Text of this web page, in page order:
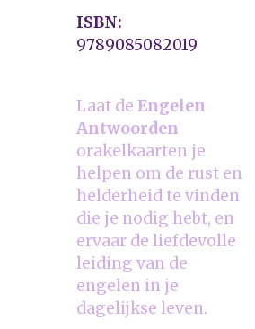
ISBN:
9789085082019
Laat de Engelen
Antwoorden
orakelkaarten je
helpen om de rust en
helderheid te vinden
die je nodig hebt, en
ervaar de liefdevolle
leiding van de
engelen in je
dagelijkse leven.